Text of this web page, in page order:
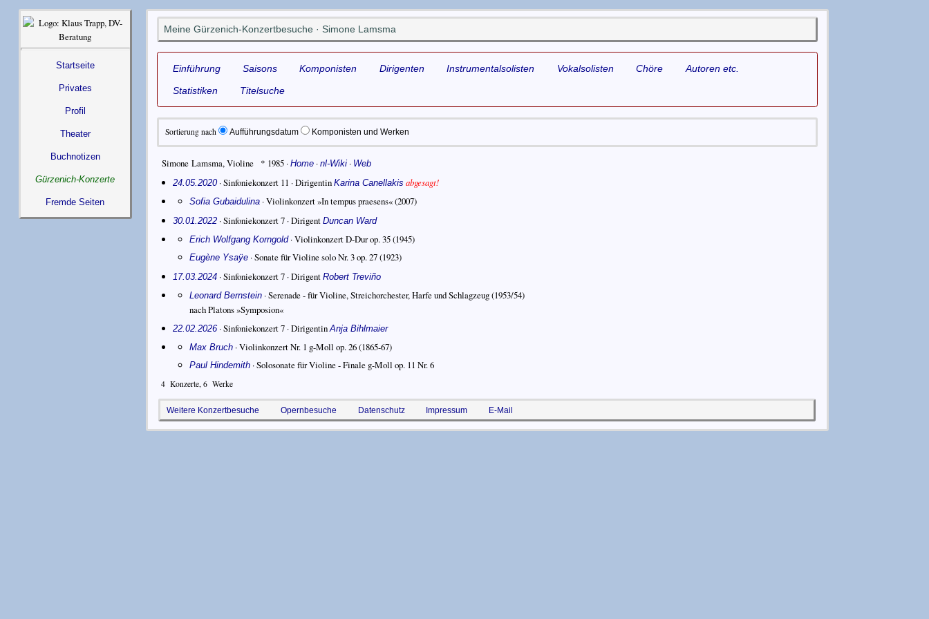
Startseite
Privates
Profil
Theater
Buchnotizen
Gürzenich-Konzerte
Fremde Seiten
Meine Gürzenich-Konzertbesuche · Simone Lamsma
Einführung Saisons Komponisten Dirigenten Instrumentalsolisten Vokalsolisten Chöre
Autoren etc.
Statistiken
Titelsuche
Sortierung nach Aufführungsdatum Komponisten und Werken
Simone Lamsma,Violine * 1985· Home· nl-Wiki· Web
24.05.2020· Sinfoniekonzert 11 ·Dirigentin Karina Canellakis abgesagt!
Sofia Gubaidulina·Violinkonzert »In tempus praesens«(2007)
30.01.2022 · Sinfoniekonzert 7 ·Dirigent Duncan Ward
Erich Wolfgang Korngold·Violinkonzert D-Dur op. 35(1945)
Eugène Ysaÿe·Sonate für Violine solo Nr. 3 op. 27(1923)
17.03.2024 · Sinfoniekonzert 7 ·Dirigent Robert Treviño
Leonard Bernstein·Serenade - für Violine, Streichorchester, Harfe und Schlagzeug(1953/54)
nach Platons »Symposion«
22.02.2026 · Sinfoniekonzert 7 ·Dirigentin Anja Bihlmaier
Max Bruch·Violinkonzert Nr. 1 g-Moll op. 26(1865-67)
Paul Hindemith·Solosonate für Violine - Finale g-Moll op. 11 Nr. 6
4Konzerte, 6Werke
Weitere Konzertbesuche Opernbesuche Datenschutz Impressum E-Mail